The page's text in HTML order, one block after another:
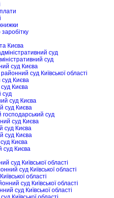
Києва
суд
суд
суд Києва
суд Київської області
суд Києва
Києва
суд
суд Києва
суд Києва
господарський суд
суд Києва
суд Києва
суд Києва
Києва
суд Києва
суд Київської області
суд Київської області
області
суд Київської області
суд Київської області